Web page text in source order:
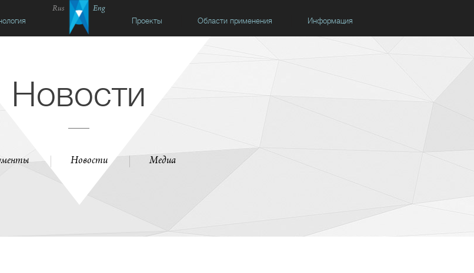
Rus
Eng
Проекты Области применения Информация
Новости
Новости Медиа